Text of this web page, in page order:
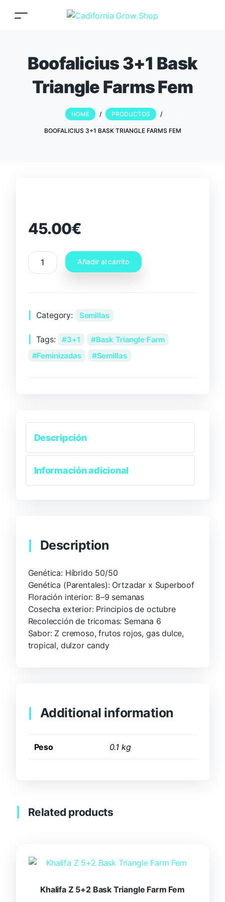
Boofalicius 3+1 Bask
Triangle Farms Fem
HOME / PRODUCTOS /
BOOFALICIUS 3+1 BASK TRIANGLE FARMS FEM
45.00€
Añadir al carrito
Category: Semillas
Tags: 3+1
Bask Triangle Farm
Feminizadas
Semillas
Descripción
Información adicional
Description
Genética: Híbrido 50/50
Genética (Parentales): Ortzadar x Superboof
Floración interior: 8–9 semanas
Cosecha exterior: Principios de octubre
Recolección de tricomas: Semana 6
Sabor: Z cremoso, frutos rojos, gas dulce,
tropical, dulzor candy
Additional information
Peso 0.1 kg
Related products
Khalifa Z 5+2 Bask Triangle Farm Fem